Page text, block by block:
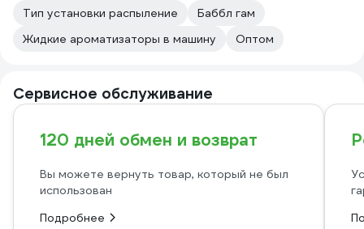
Тип установки распыление
Баббл гам
Жидкие ароматизаторы в машину
Оптом
Сервисное обслуживание
120 дней обмен и возврат
Вы можете вернуть товар, который не был
использован
Подробнее